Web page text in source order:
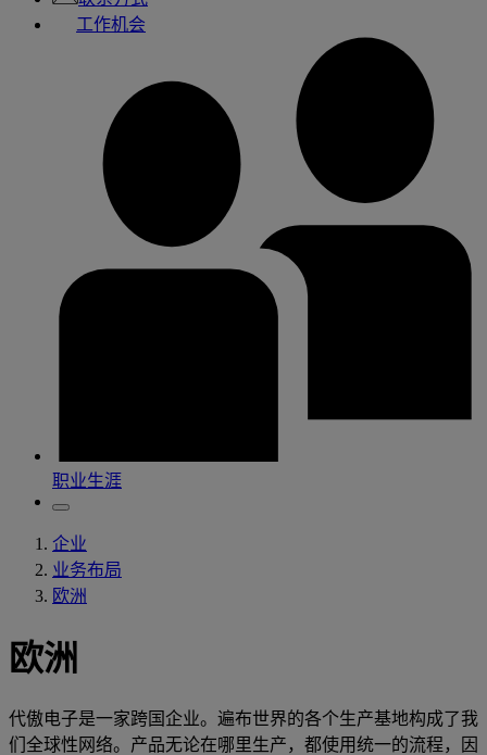
工作机会
职业生涯
企业
业务布局
欧洲
欧洲
代傲电子是一家跨国企业。遍布世界的各个生产基地构成了我
们全球性网络。产品无论在哪里生产，都使用统一的流程，因